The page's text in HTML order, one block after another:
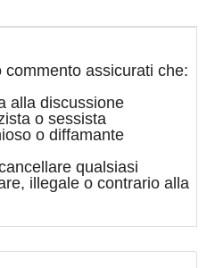
assicurati che:
alla discussione
o sessista
o diffamante
qualsiasi
illegale o contrario alla